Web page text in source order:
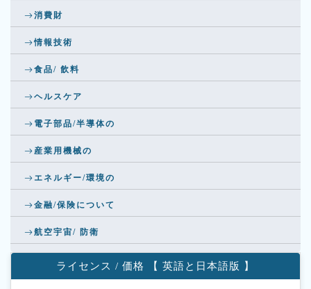
消費財
情報技術
食品/ 飲料
ヘルスケア
電子部品/半導体の
産業用機械の
エネルギー/環境の
金融/保険について
航空宇宙/ 防衛
ライセンス / 価格 【 英語と日本語版 】